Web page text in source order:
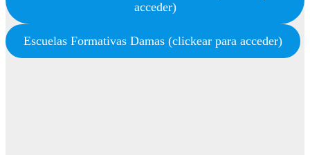
acceder)
Escuelas Formativas Damas (clickear para acceder)